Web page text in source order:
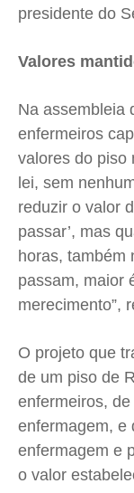
presidente do
Valores
Na assembleia
enfermeiros
valores do piso
lei, sem
reduzir o valor
passar’, mas
horas, também
passam, maior
merecimento”,
O projeto que
de um piso de
enfermeiros,
enfermagem, e
enfermagem e
o valor